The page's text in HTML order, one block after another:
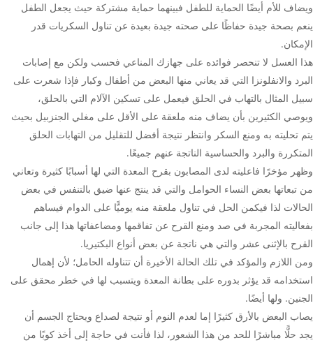
ويضاف للأم أيضًا الحماية للطفل فبينهما حماية مشتركة حيث يجعل الطفل
ينعم بصحة جيدة حفاظًا على صحته جيدة بعيدة عن تناول السكريات قدر
الإمكان.
هذا العسل لا تنحصر فوائده على جهازك المناعي فحسب ولكن مع إصابات
البرد والانفلونزا التي قد يعاني منها البعض من أطفال وكبار فإذا شعرت على
سبيل المثال بالتهاب في الحلق فيعمل على تسكين الآلام التي بالحلق،
ويوصي الكثيرين بأن يضاف منه ملعقة على الأقل على مغلي الجنزبيل بحيث
يتم تحليته به ومنع السكر وانتظر نتيجة أفضل للتقليل من التهابات الحلق
المتكررة والبرد والحساسية الناتجة عنهم جميعًا.
وظهر مؤخرًا فاعليته لدى المصابون بقرح المعدة التي لها أسبابًا كثيرة وتعاني
من تبعاتها بعض النساء الحوامل والتي قد ينتج عنها ضيق بالتنفس في بعض
الحالات لذا فيكمن الحل في تناول ملعقة منه يوميًّا على الدوام فيساهم
بفعاليته المجربة في صد ومنع القرح عن تفاقمها ومضاعفاتها هذا إلى جانب
القرح بالإثنى عشر والتي هي ناتجة عن بعض أنواع البكتيريا.
ومن اللازم والمؤكد في تلك الحالة الأخيرة أن تتناوله الحامل؛ لأن إهمال
استخدامه قد يؤثر بدوره على بطانة المعدة ويتسبب لها في خطر محقق على
الجنين. ولها أيضًا.
يصاب البعض بالأرق كثيرًا إما لعدم النوم أو نتيجة لصداع ويحتاج الجسم أن
يجد حلًّا مباشرًا للحد من هذا الشعور، لذا فأنت في حاجة إلى أخذ كوبًا من